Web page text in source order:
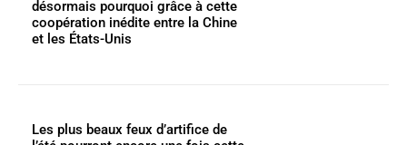
désormais pourquoi grâce à cette
coopération inédite entre la Chine
et les États-Unis
Les plus beaux feux d’artifice de